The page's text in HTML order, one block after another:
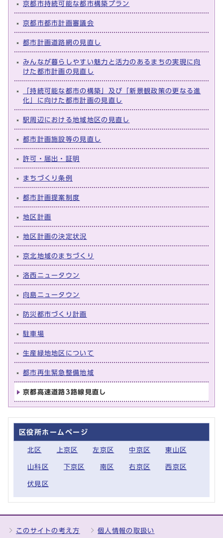
京都市持続可能な都市構築プラン
京都市都市計画審議会
都市計画道路網の見直し
みんなが暮らしやすい魅力と活力のあるまちの実現に向
けた都市計画の見直し
「持続可能な都市の構築」及び「新景観政策の更なる進
化」に向けた都市計画の見直し
駅周辺における地域地区の見直し
都市計画施設等の見直し
許可・届出・証明
まちづくり条例
都市計画提案制度
地区計画
地区計画の決定状況
京北地域のまちづくり
洛西ニュータウン
向島ニュータウン
防災都市づくり計画
駐車場
生産緑地地区について
都市再生緊急整備地域
京都高速道路3路線見直し
区役所ホームページ
北区 上京区 左京区 中京区 東山区
山科区 下京区 南区 右京区 西京区
伏見区
このサイトの考え方 個人情報の取扱い